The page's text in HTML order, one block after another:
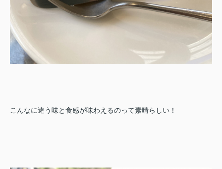
こんなに違う味と食感が味わえるのって素晴らしい！